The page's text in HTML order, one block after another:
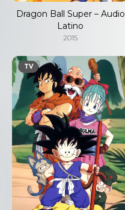
Dragon Ball Super – Audio
Latino
2015
TV